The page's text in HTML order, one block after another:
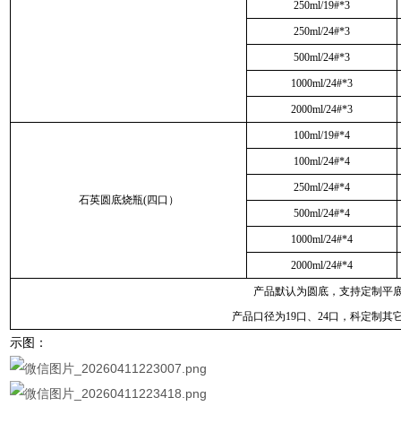
250ml/19#*3
250ml/24#*3
500ml/24#*3
1000ml/24#*3
2000ml/24#*3
石英圆底烧瓶(四口）
100ml/19#*4
100ml/24#*4
250ml/24#*4
500ml/24#*4
1000ml/24#*4
2000ml/24#*4
产品默认为圆底，支持定制平
产品口径为19口、24口，科定制其
示图：